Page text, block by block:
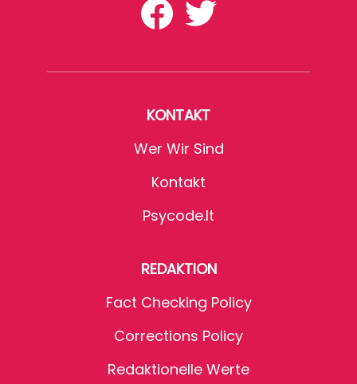
KONTAKT
Wer Wir Sind
Kontakt
Psycode.it
REDAKTION
Fact Checking Policy
Corrections Policy
Redaktionelle Werte